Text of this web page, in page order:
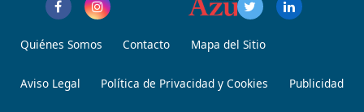
Quiénes Somos Contacto Mapa del Sitio
Aviso Legal Política de Privacidad y Cookies Publicidad